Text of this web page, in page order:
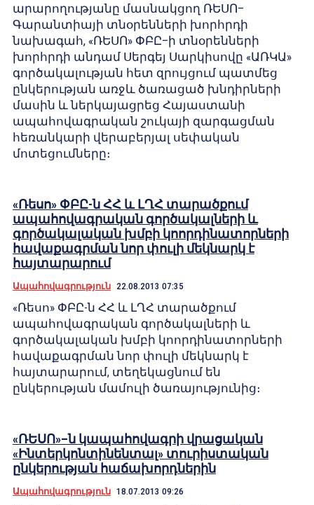
արարողությանը մասնակցող ՌԵՍՈ–
Գարանտիայի տնօրենների խորհրդի
նախագահ, «ՌԵՍՈ» ՓԲԸ–ի տնօրենների
խորհրդի անդամ Սերգեյ Սարկիսովը «ԱՌԿԱ»
գործակալության հետ զրույցում պատմեց
ընկերության առջև ծառացած խնդիրների
մասին և ներկայացրեց Հայաստանի
ապահովագրական շուկայի զարգացման
հեռանկարի վերաբերյալ սեփական
մոտեցումները։
«Ռեսո» ՓԲԸ-ն ՀՀ և ԼՂՀ տարածքում
ապահովագրական գործակալների և
գործակալական խմբի կոորդինատորների
հավաքագրման նոր փուլի մեկնարկ է
հայտարարում
Ապահովագրություն 22.08.2013 07:35
«Ռեսո» ՓԲԸ-ն ՀՀ և ԼՂՀ տարածքում
ապահովագրական գործակալների և
գործակալական խմբի կոորդինատորների
հավաքագրման նոր փուլի մեկնարկ է
հայտարարում, տեղեկացնում են
ընկերության մամուլի ծառայությունից։
«ՌԵՍՈ»–ն կապահովագրի վրացական
«Ինտերկոնտինենտալ» տուրիստական
ընկերության հաճախորդներին
Ապահովագրություն 18.07.2013 09:26